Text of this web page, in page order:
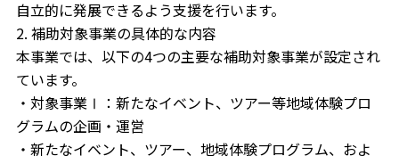
自立的に発展できるよう支援を行います。
2. 補助対象事業の具体的な内容
本事業では、以下の4つの主要な補助対象事業が設定され
ています。
・対象事業Ⅰ：新たなイベント、ツアー等地域体験プロ
グラムの企画・運営
・新たなイベント、ツアー、地域体験プログラム、およ